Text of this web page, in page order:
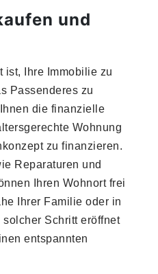
und
ist, Ihre Immobilie zu
Passenderes zu
die finanzielle
Wohnung
zu finanzieren.
Reparaturen und
Ihren Wohnort frei
Ihrer Familie oder in
solcher Schritt eröffnet
entspannten